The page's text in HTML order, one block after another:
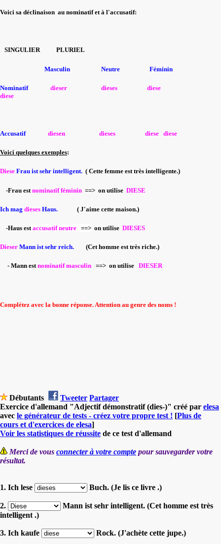
Voici sa déclinaison au nominatif et à l'accusatif:
SINGULIER PLURIEL
Masculin Neutre Féminin
Nominatif
dieser dieses diese
diese
Accusatif diesen dieses diese diese
Voici quelques exemples:
Diese Frau ist sehr intelligent. ( Cette femme est très intelligente.)
-Frau est nominatif féminin ==> on utilise DIESE
Ich mag dieses Haus. ( J'aime cette maison.)
-Haus est accusatif neutre ==> on utilise DIESES
Dieser Mann ist sehr reich. (Cet homme est très riche.)
- Mann estnominatif masculin ==> on utilise DIESER
Complétez avec la bonne réponse. Attention au genre des noms !
Débutants Tweeter Partager
Exercice d'allemand "Adjectif démonstratif (dies-)" créé par elesa
avec le générateur de tests - créez votre propre test ! [Plus de
cours et d'exercices de elesa]
Voir les statistiques de réussite de ce test d'allemand
Merci de vous connecter à votre compte pour sauvegarder votre
résultat.
1. Ich lese Buch. (Je lis ce livre .)
2.
Mann ist sehr intelligent. (Cet homme est très
intelligent .)
3. Ich kaufe Rock. (J'achète cette jupe.)